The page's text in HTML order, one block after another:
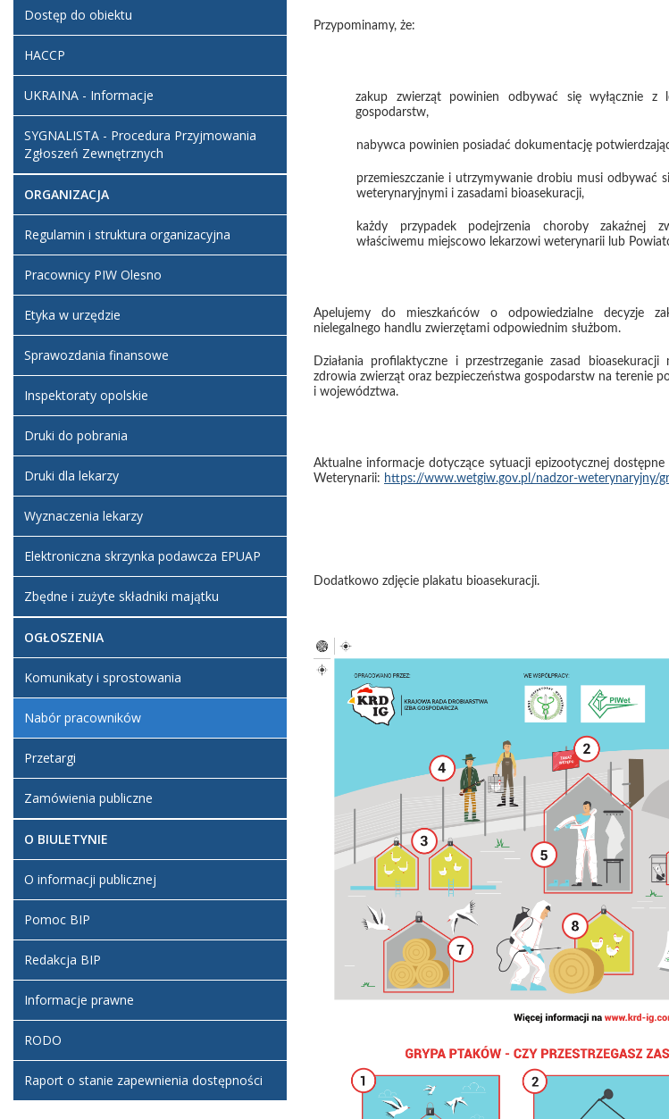
Przypominamy, że:
zakup zwierząt powinien odbywać się wyłącznie z
gospodarstw,
nabywca powinien posiadać dokumentację
przemieszczanie i utrzymywanie drobiu musi odbywać
weterynaryjnymi i zasadami bioasekuracji,
każdy przypadek podejrzenia choroby zakaźnej
właściwemu miejscowo lekarzowi weterynarii lub
Apelujemy do mieszkańców o odpowiedzialne decyzje
nielegalnego handlu zwierzętami odpowiednim służbom.
Działania profilaktyczne i przestrzeganie zasad
zdrowia zwierząt oraz bezpieczeństwa gospodarstw na terenie
i województwa.
Aktualne informacje dotyczące sytuacji epizootycznej
Weterynarii: https://www.wetgiw.gov.pl/nadzor-weterynaryjny/
Dodatkowo zdjęcie plakatu bioasekuracji.
Dostęp do obiektu
HACCP
UKRAINA - Informacje
SYGNALISTA - Procedura Przyjmowania
Zgłoszeń Zewnętrznych
ORGANIZACJA
Regulamin i struktura organizacyjna
Pracownicy PIW Olesno
Etyka w urzędzie
Sprawozdania finansowe
Inspektoraty opolskie
Druki do pobrania
Druki dla lekarzy
Wyznaczenia lekarzy
Elektroniczna skrzynka podawcza EPUAP
Zbędne i zużyte składniki majątku
OGŁOSZENIA
Komunikaty i sprostowania
Nabór pracowników
Przetargi
Zamówienia publiczne
O BIULETYNIE
O informacji publicznej
Pomoc BIP
Redakcja BIP
Informacje prawne
RODO
Raport o stanie zapewnienia dostępności